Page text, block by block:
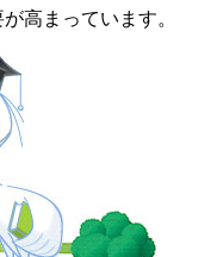
高まっています。